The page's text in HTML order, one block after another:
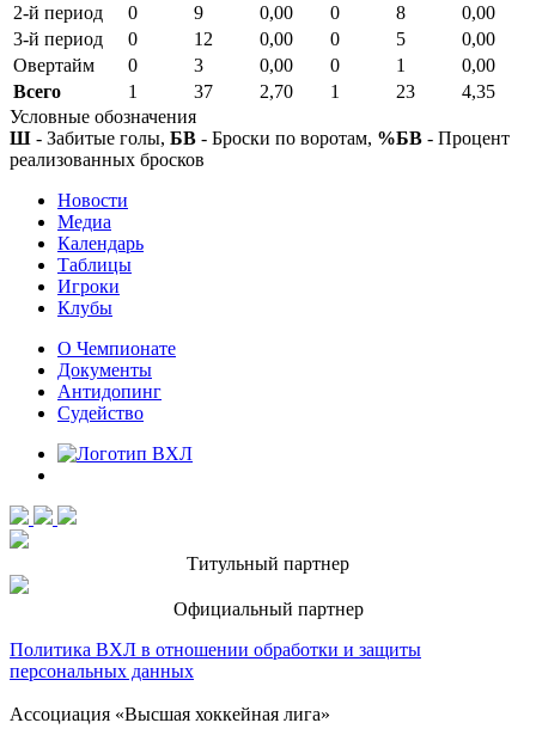
2-й период
0 9 0,00 0 8
0,00
3-й период
0 12 0,00 0 5
0,00
Овертайм
0 3 0,00 0 1
0,00
Всего
1 37 2,70 1 23
4,35
Условные обозначения
Ш - Забитые голы, БВ - Броски по воротам, %БВ - Процент
реализованных бросков
Новости
Медиа
Календарь
Таблицы
Игроки
Клубы
О Чемпионате
Документы
Антидопинг
Судейство
Титульный партнер
Официальный партнер
Политика ВХЛ в отношении обработки и защиты
персональных данных
Ассоциация «Высшая хоккейная лига»